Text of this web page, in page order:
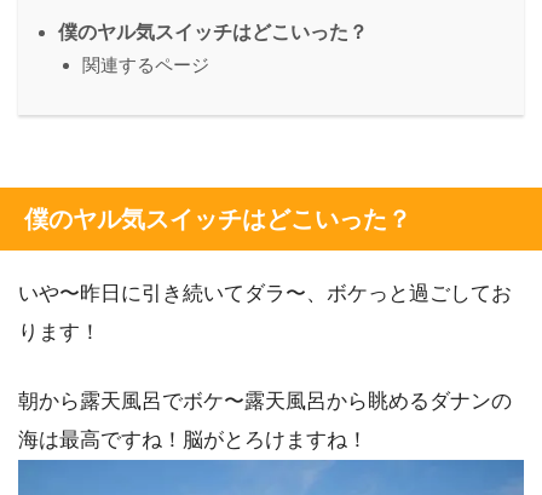
僕のヤル気スイッチはどこいった？
関連するページ
僕のヤル気スイッチはどこいった？
いや〜昨日に引き続いてダラ〜、ボケっと過ごしてお
ります！
朝から露天風呂でボケ〜露天風呂から眺めるダナンの
海は最高ですね！脳がとろけますね！